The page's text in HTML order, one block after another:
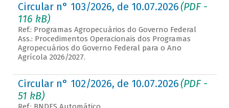
Circular n° 103/2026, de 10.07.2026(PDF -
116 kB)
Ref.: Programas Agropecuários do Governo Federal
Ass.: Procedimentos Operacionais dos Programas
Agropecuários do Governo Federal para o Ano
Agrícola 2026/2027.
Circular n° 102/2026, de 10.07.2026(PDF -
51 kB)